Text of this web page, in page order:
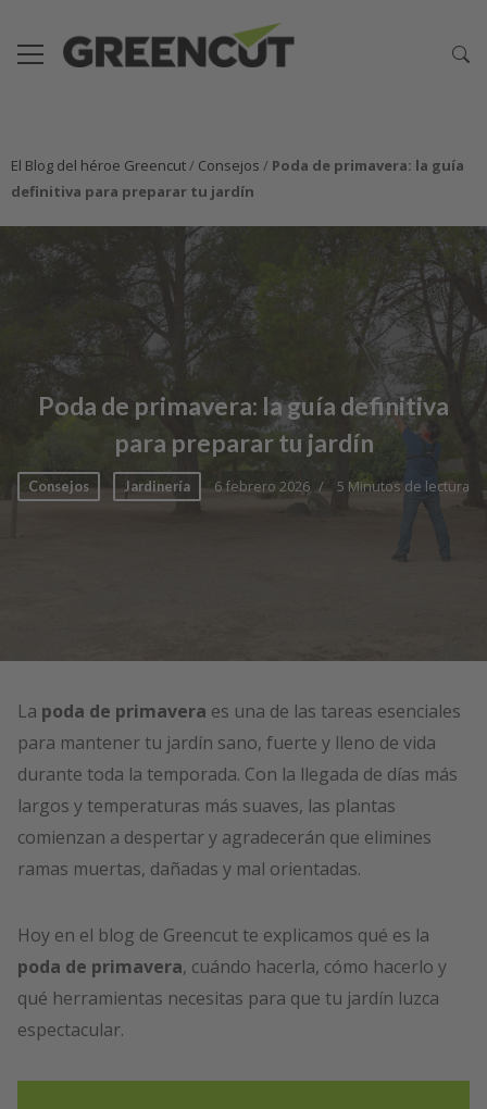
El Blog del héroe Greencut/ Consejos / Poda de primavera: la guía
definitiva para preparar tu jardín
Poda de primavera: la guía definitiva
para preparar tu jardín
Consejos Jardinería 6 febrero 2026 5 Minutos de lectura
La poda de primavera es una de las tareas esenciales
para mantener tu jardín sano, fuerte y lleno de vida
durante toda la temporada. Con la llegada de días más
largos y temperaturas más suaves, las plantas
comienzan a despertar y agradecerán que elimines
ramas muertas, dañadas y mal orientadas.
Hoy en el blog de Greencut te explicamos qué es la
poda de primavera, cuándo hacerla, cómo hacerlo y
qué herramientas necesitas para que tu jardín luzca
espectacular.